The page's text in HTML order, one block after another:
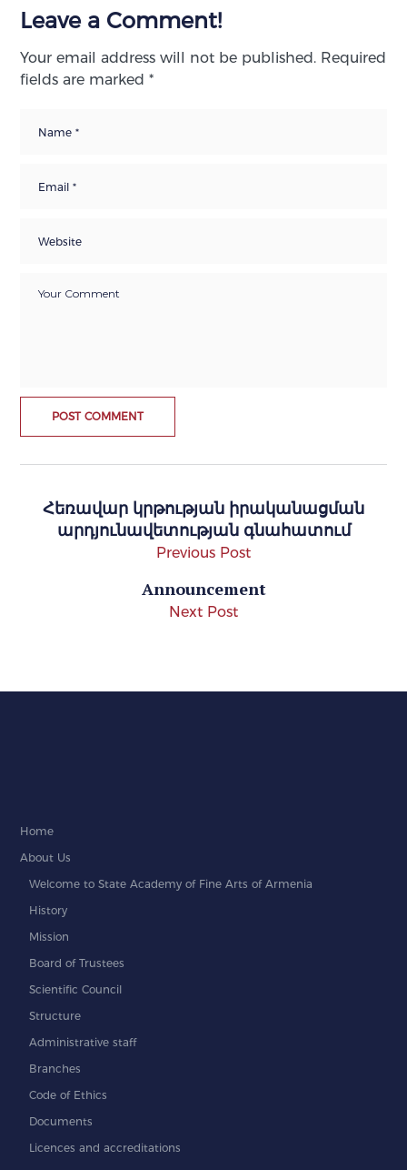
Leave a Comment!
Your email address will not be published. Required
fields are marked*
Հեռավար կրթության իրականացման
արդյունավետության գնահատում
Previous Post
Announcement
Next Post
Home
About Us
Welcome to State Academy of Fine Arts of Armenia
History
Mission
Board of Trustees
Scientific Council
Structure
Administrative staff
Branches
Code of Ethics
Documents
Licences and accreditations